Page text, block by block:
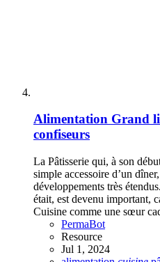
Alimentation Grand
confiseurs
La Pâtisserie qui, à son
simple accessoire d’un
développements très
était, est devenu important,
Cuisine comme une sœur
PermaBot
Resource
Jul 1, 2024